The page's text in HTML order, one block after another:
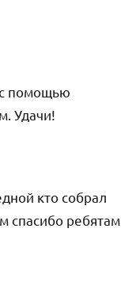
помощью
Удачи!
кто собрал
спасибо ребятам